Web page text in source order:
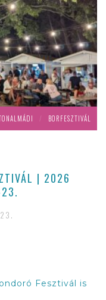
/ BORFESZTIVÁL
| 2026
Fesztivál is